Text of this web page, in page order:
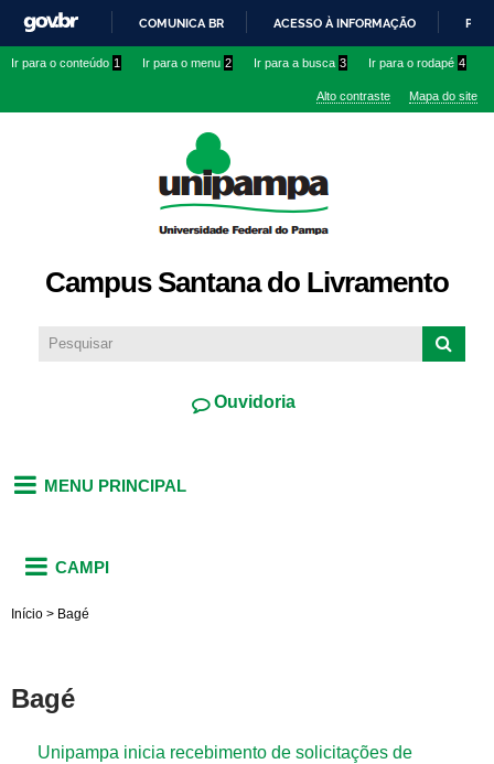
conteúdo
IR
O
COMUNICA BR ACESSO À INFORMAÇÃO
Ir para o conteúdo 1 Ir para o menu 2 Ir para a busca 3 Ir para o rodapé 4
Alto contraste Mapa do site
Campus Santana do Livramento
Ouvidoria
MENU PRINCIPAL
CAMPI
Início > Bagé
Bagé
Unipampa inicia recebimento de solicitações de